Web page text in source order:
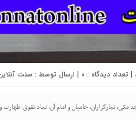
0 | ارسال توسط : سنت
نمازگزاران، حامیان و امام آن، نماد تقویٰ،